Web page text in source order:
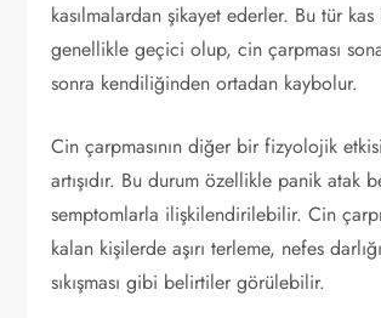
kasılmalardan şikayet ederler. Bu tür
genellikle geçici olup, cin çarpması
sonra kendiliğinden ortadan kaybolur.
Cin çarpmasının diğer bir fizyolojik
artışıdır. Bu durum özellikle panik atak
semptomlarla ilişkilendirilebilir. Cin
kalan kişilerde aşırı terleme, nefes
sıkışması gibi belirtiler görülebilir.